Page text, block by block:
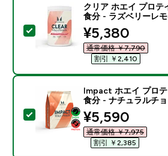
この商品を選択 - クリア ホ
クリア ホエイ プロ
食分 - ラズベリーレ
discounted
¥5,380‎
通常価格 ￥7,790‎
割引 ￥2,410‎
この商品を選択 - Impact ホ
Impact ホエイ プロ
食分 - ナチュラルチ
discounted
¥5,590‎
通常価格 ￥7,975‎
割引 ￥2,385‎